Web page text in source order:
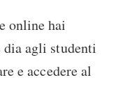
online hai
dia agli studenti
e accedere al